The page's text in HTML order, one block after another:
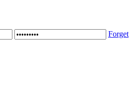
Forget